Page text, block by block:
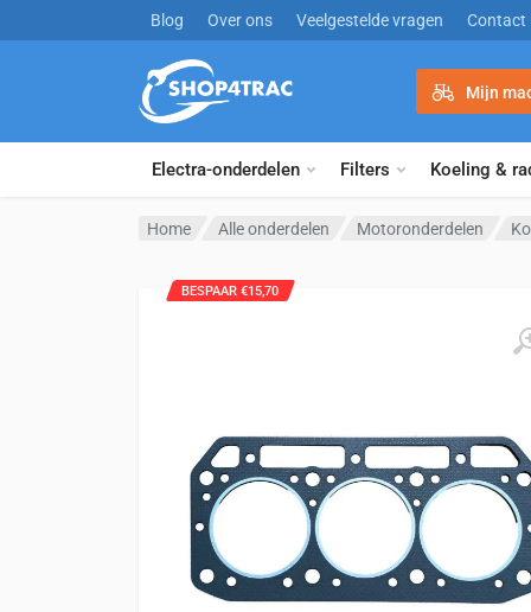
Blog Over ons Veelgestelde vragen Contact
Electra-onderdelen Filters Koeling &
Mijn
Home Alle onderdelen Motoronderdelen
BESPAAR €15,70